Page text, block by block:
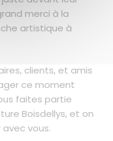
merci à la
artistique à
clients, et amis
ce moment
faites partie
Boisdellys, et on
vous.